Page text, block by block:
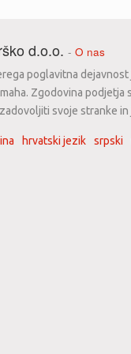
d.o.o. - O nas
poglavitna
Zgodovina podjetja
svoje stranke
hrvatski jezik srpski